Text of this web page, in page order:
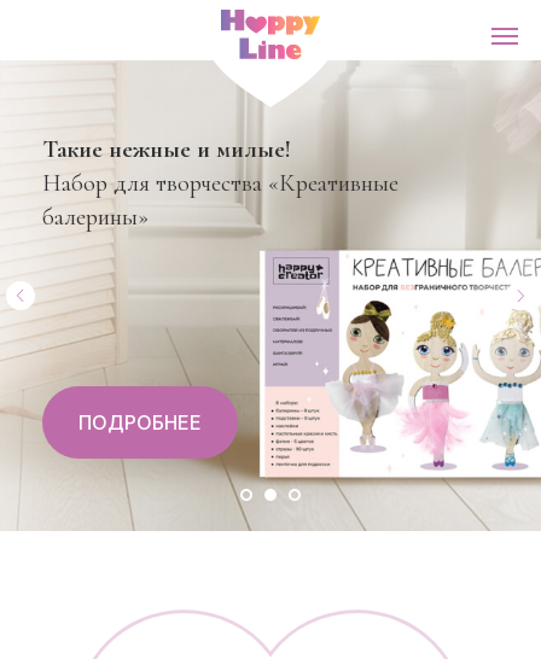
Такие нежные и милые!
Набор для творчества «Креативные
балерины»
ПОДРОБНЕЕ